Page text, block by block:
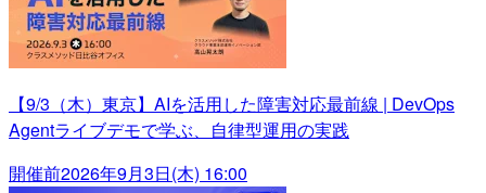
【9/3（木）東京】AIを活用した障害対応最前線 | DevOps
Agentライブデモで学ぶ、自律型運用の実践
開催前2026年9月3日(木) 16:00